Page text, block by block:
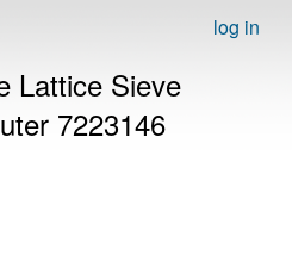
log in
Lattice Sieve
7223146